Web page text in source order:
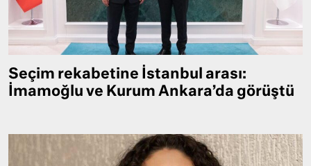
Seçim rekabetine İstanbul arası:
İmamoğlu ve Kurum Ankara’da görüştü